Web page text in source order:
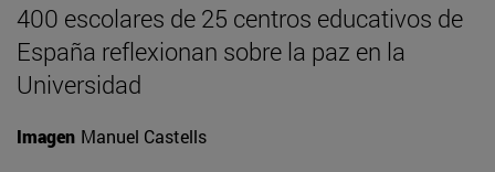
400 escolares de 25 centros educativos de
España reflexionan sobre la paz en la
Universidad
Imagen Manuel Castells